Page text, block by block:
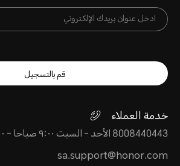
قم بالتسجيل
خدمة العملاء
8008440443 الأحد - السبت ٩:٠٠ صباحا - ٩:٠٠ مساءً
sa.support@honor.com